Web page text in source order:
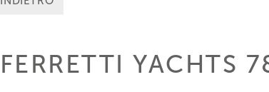
FERRETTI YACHTS